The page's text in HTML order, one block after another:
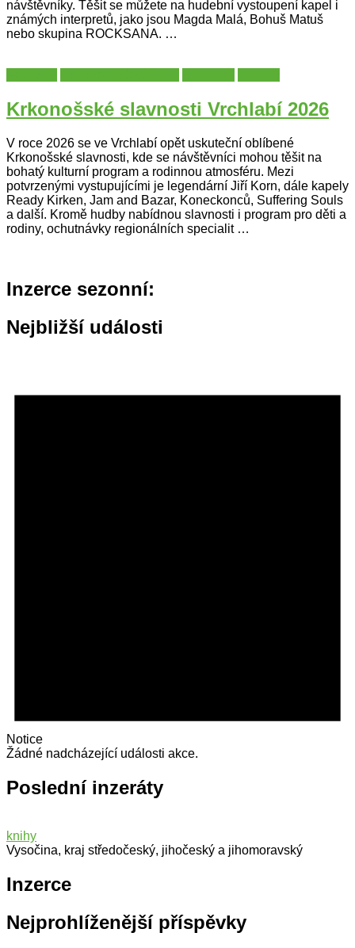
návštěvníky. Těšit se můžete na hudební vystoupení kapel i
známých interpretů, jako jsou Magda Malá, Bohuš Matuš
nebo skupina ROCKSANA. …
Krkonošské slavnosti Vrchlabí 2026
V roce 2026 se ve Vrchlabí opět uskuteční oblíbené
Krkonošské slavnosti, kde se návštěvníci mohou těšit na
bohatý kulturní program a rodinnou atmosféru. Mezi
potvrzenými vystupujícími je legendární Jiří Korn, dále kapely
Ready Kirken, Jam and Bazar, Koneckonců, Suffering Souls
a další. Kromě hudby nabídnou slavnosti i program pro děti a
rodiny, ochutnávky regionálních specialit …
Inzerce sezonní:
Nejbližší události
Notice
Žádné nadcházející události akce.
Poslední inzeráty
knihy
Vysočina, kraj středočeský, jihočeský a jihomoravský
Inzerce
Nejprohlíženější příspěvky